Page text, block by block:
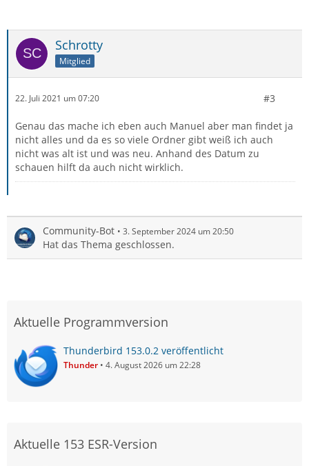
Schrotty
Mitglied
22. Juli 2021 um 07:20 #3
Genau das mache ich eben auch Manuel aber man findet ja
nicht alles und da es so viele Ordner gibt weiß ich auch
nicht was alt ist und was neu. Anhand des Datum zu
schauen hilft da auch nicht wirklich.
Community-Bot 3. September 2024 um 20:50
Hat das Thema geschlossen.
Aktuelle Programmversion
Thunderbird 153.0.2 veröffentlicht
Thunder 4. August 2026 um 22:28
Aktuelle 153 ESR-Version